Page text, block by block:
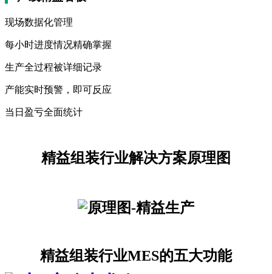
现场数据化管理
每小时进度情况精确掌握
生产全过程被详细记录
产能实时预警，即可反应
当日盈亏全面统计
精益组装行业解决方案原理图
精益组装行业MES的五大功能